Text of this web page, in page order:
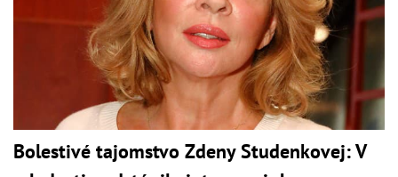
Bolestivé tajomstvo Zdeny Studenkovej: V